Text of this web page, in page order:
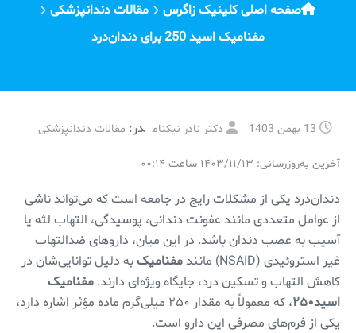
صفحه اصلی کلینیک زاگرس
مقالات دندانپزشکی
مفنامیک اسید 250 برای دندان‌درد
13 بهمن 1403 دکتر نادر نیکنام در: مقالات دندانپزشکی
آخرین به‌روزرسانی: ۱۴۰۳/۱۱/۱۳ ساعت ۰۰:۱۴
دندان‌درد یکی از مشکلات رایج در جامعه است که می‌تواند ناشی
از عوامل متعددی مانند عفونت دندانی، پوسیدگی، التهاب لثه یا
آسیب به عصب دندان باشد. در این میان، داروهای ضدالتهاب
غیر استروئیدی (NSAID) مانند
مفنامیکبه دلیل توانایی‌شان در
کاهش التهاب و تسکین درد، جایگاه ویژه‌ای دارند. مفنامیک
اسید۲۵۰
، که معمولاً به مقدار ۲۵۰ میلی‌گرم ماده مؤثر اشاره دارد،
یکی از فرم‌های مصرفی این دارو است.